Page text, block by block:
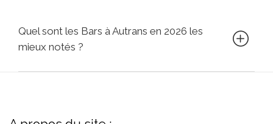
Quel sont les Bars à Autrans en 2026 les
mieux notés ?